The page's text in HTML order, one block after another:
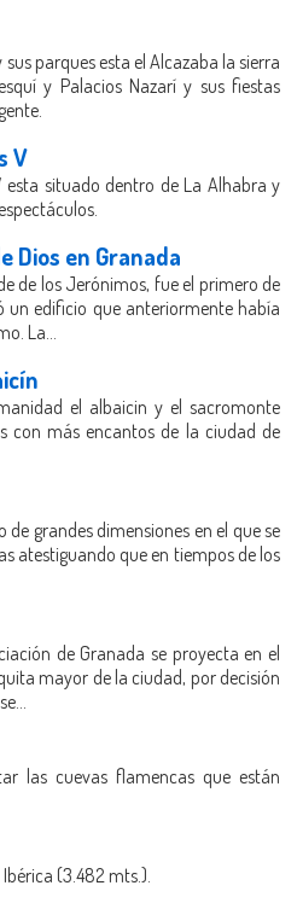
sus parques esta el Alcazaba la sierra
y Palacios Nazarí y sus fiestas
V
esta situado dentro de La Alhabra y
Dios en Granada
de los Jerónimos, fue el primero de
un edificio que anteriormente había
La...
el albaicin y el sacromonte
con más encantos de la ciudad de
grandes dimensiones en el que se
atestiguando que en tiempos de los
de Granada se proyecta en el
mayor de la ciudad, por decisión
las cuevas flamencas que están
(3.482 mts.).